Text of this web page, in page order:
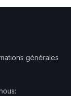
générales